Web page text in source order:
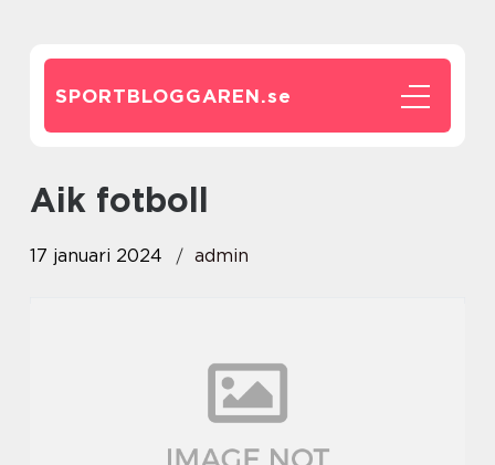
SPORTBLOGGAREN.se
aik fotboll
17 januari 2024 admin